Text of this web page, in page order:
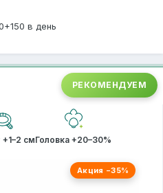
в день
РЕКОМЕНДУЕМ
смГоловка +20–30%
Акция −35%